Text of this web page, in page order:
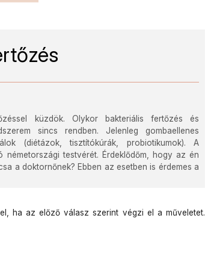
küzdök. Olykor bakteriális fertőzés és
sincs rendben. Jelenleg gombaellenes
(diétázok, tisztítókúrák, probiotikumok). A
testvérét. Érdeklődőm, hogy az én
a doktornőnek? Ebben az esetben is érdemes a
ha az előző válasz szerint végzi el a műveletet.